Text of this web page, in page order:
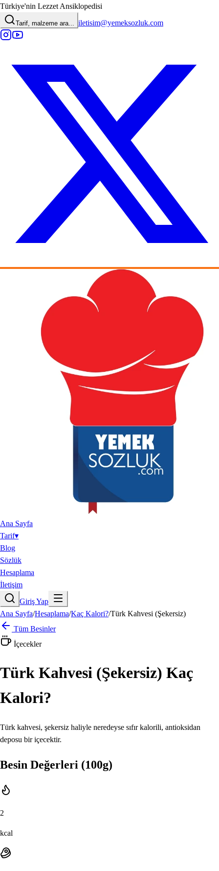
Türkiye'nin Lezzet Ansiklopedisi
Tarif, malzeme ara... iletisim@yemeksozluk.com
Ana Sayfa
Tarif▾
Blog
Sözlük
Hesaplama
İletişim
Giriş Yap
Ana Sayfa/Hesaplama/Kaç Kalori?/Türk Kahvesi (Şekersiz)
Tüm Besinler
İçecekler
Türk Kahvesi (Şekersiz) Kaç
Kalori?
Türk kahvesi, şekersiz haliyle neredeyse sıfır kalorili, antioksidan
deposu bir içecektir.
Besin Değerleri (100g)
2
kcal